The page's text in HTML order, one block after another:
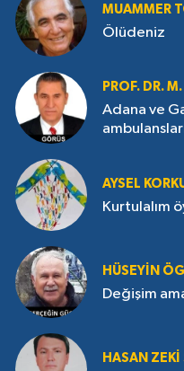
MUAMMER
Ölüdeniz
PROF. DR.
Adana ve
AYSEL
Kurtulalım
HÜSEYIN
Değişim
HASAN ZEKI